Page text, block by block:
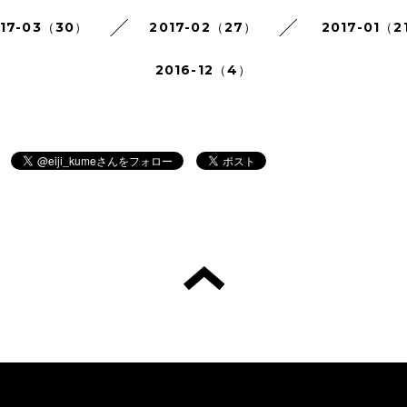
03（30） 2017-02（27） 2017-01（
2016-12（4）